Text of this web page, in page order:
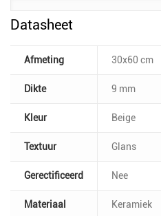
Datasheet
Afmeting 30x60 cm
Dikte 9 mm
Kleur Beige
Textuur Glans
Gerectificeerd Nee
Materiaal Keramiek